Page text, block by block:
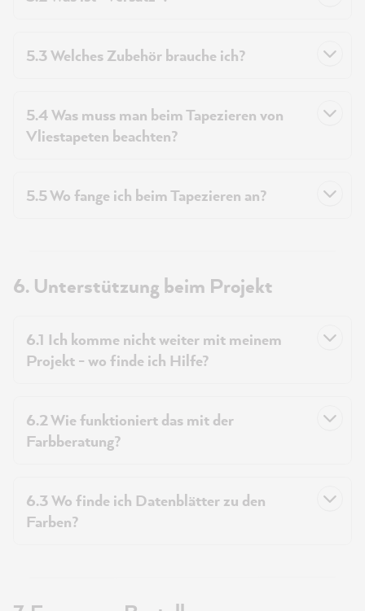
5.3 Welches Zubehör brauche ich?
5.4 Was muss man beim Tapezieren von
Vliestapeten beachten?
5.5 Wo fange ich beim Tapezieren an?
6. Unterstützung beim Projekt
6.1 Ich komme nicht weiter mit meinem
Projekt - wo finde ich Hilfe?
6.2 Wie funktioniert das mit der
Farbberatung?
6.3 Wo finde ich Datenblätter zu den
Farben?